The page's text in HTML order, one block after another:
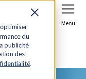
du
publicité
des
.
Menu